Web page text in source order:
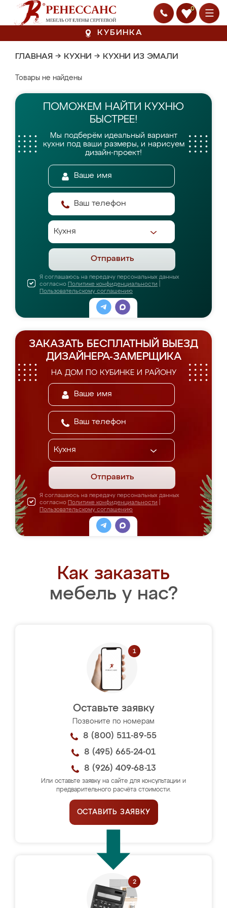
0
КУБИНКА
ГЛАВНАЯ → КУХНИ → КУХНИ ИЗ ЭМАЛИ
Товары не найдены
ПОМОЖЕМ НАЙТИ КУХНЮ
БЫСТРЕЕ!
Мы подберём идеальный вариант
кухни под ваши размеры, и нарисуем
дизайн-проект!
Отправить
Я соглашаюсь на передачу персональных данных
согласно Политике конфиденциальности
Пользовательскому соглашению
ЗАКАЗАТЬ БЕСПЛАТНЫЙ ВЫЕЗД
ДИЗАЙНЕРА-ЗАМЕРЩИКА
НА ДОМ ПО КУБИНКЕ И РАЙОНУ
Отправить
Я соглашаюсь на передачу персональных данных
согласно Политике конфиденциальности
Пользовательскому соглашению
Как заказать
мебель у нас?
Оставьте заявку
Позвоните по номерам
8 (800) 511-89-55
8 (495) 665-24-01
8 (926) 409-68-13
Или оставьте заявку на сайте для консультации и
предварительного расчёта стоимости.
ОСТАВИТЬ ЗАЯВКУ